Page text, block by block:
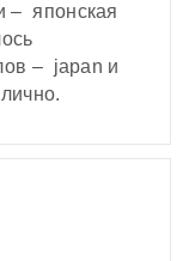
– японская
– japan и